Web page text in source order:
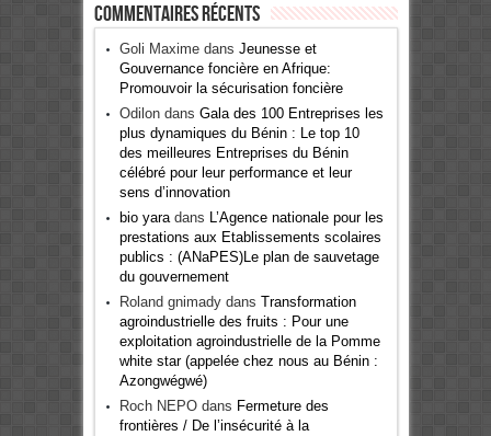
Commentaires récents
Goli Maximedans Jeunesse et
Gouvernance foncière en Afrique:
Promouvoir la sécurisation foncière
Odilondans Gala des 100 Entreprises les
plus dynamiques du Bénin : Le top 10
des meilleures Entreprises du Bénin
célébré pour leur performance et leur
sens d’innovation
bio yaradans L’Agence nationale pour les
prestations aux Etablissements scolaires
publics : (ANaPES)Le plan de sauvetage
du gouvernement
Roland gnimadydans Transformation
agroindustrielle des fruits : Pour une
exploitation agroindustrielle de la Pomme
white star (appelée chez nous au Bénin :
Azongwégwé)
Roch NEPOdans Fermeture des
frontières / De l’insécurité à la